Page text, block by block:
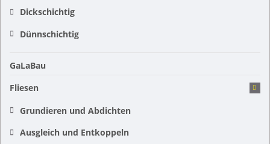
Dickschichtig
Dünnschichtig
GaLaBau
Fliesen
Grundieren und Abdichten
Ausgleich und Entkoppeln